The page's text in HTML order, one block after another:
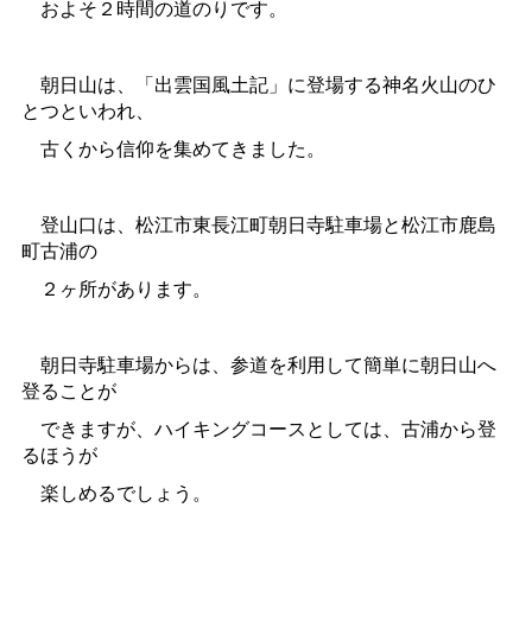
およそ２時間の道のりです。
朝日山は、「出雲国風土記」に登場する神名火山のひ
とつといわれ、
古くから信仰を集めてきました。
登山口は、松江市東長江町朝日寺駐車場と松江市鹿島
町古浦の
２ヶ所があります。
朝日寺駐車場からは、参道を利用して簡単に朝日山へ
登ることが
できますが、ハイキングコースとしては、古浦から登
るほうが
楽しめるでしょう。